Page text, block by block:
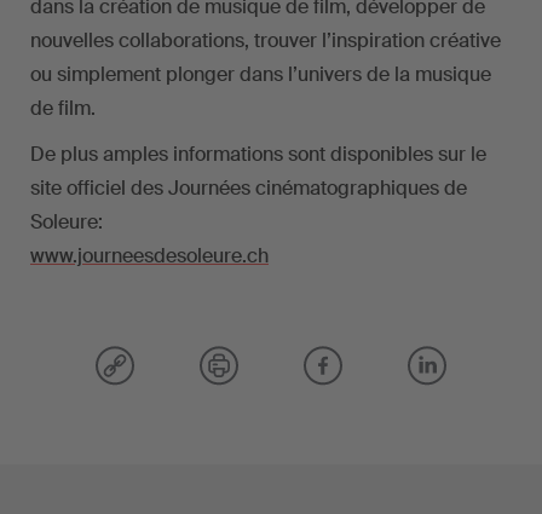
dans la création de musique de film, développer de
nouvelles collaborations, trouver l’inspiration créative
ou simplement plonger dans l’univers de la musique
de film.
De plus amples informations sont disponibles sur le
site officiel des Journées cinématographiques de
Soleure:
www.journeesdesoleure.ch